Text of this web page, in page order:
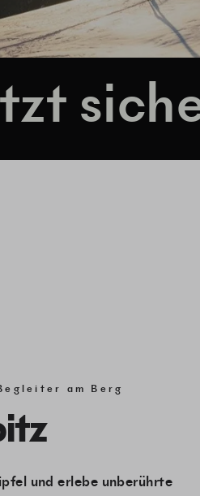
– 25
am Berg
und erlebe unberührte